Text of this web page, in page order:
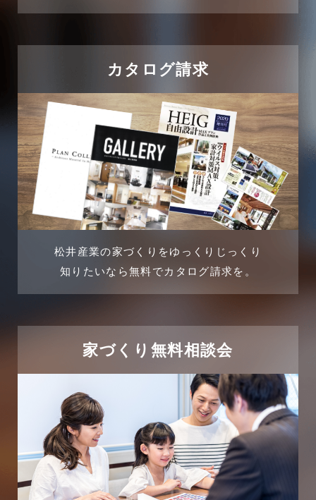
カタログ請求
松井産業の家づくりをゆっくりじっくり
知りたいなら無料でカタログ請求を。
家づくり無料相談会